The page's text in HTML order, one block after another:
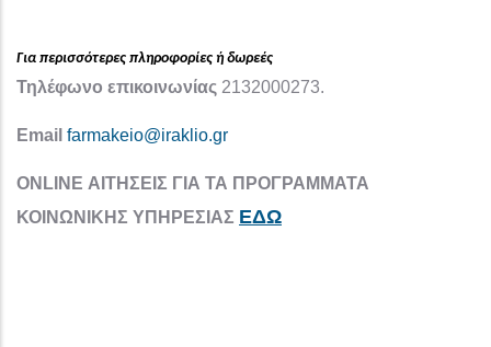
Για περισσότερες πληροφορίες ή δωρεές
Τηλέφωνο επικοινωνίας 2132000273.
Email farmakeio@iraklio.gr
ONLINE ΑΙΤΗΣΕΙΣ ΓΙΑ ΤΑ ΠΡΟΓΡΑΜΜΑΤΑ
ΚΟΙΝΩΝΙΚΗΣ ΥΠΗΡΕΣΙΑΣ ΕΔΩ